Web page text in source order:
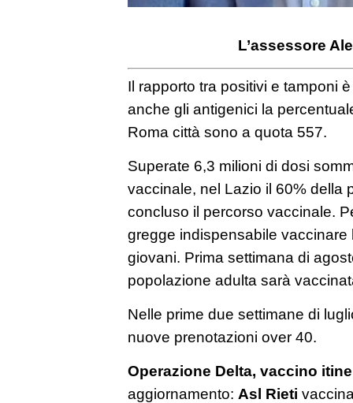
L’assessore
Il rapporto tra positivi e tamponi
anche gli antigenici la
Roma città sono a quota 557.
Superate 6,3 milioni di dosi
vaccinale, nel Lazio il 60% della
concluso il percorso vaccinale.
gregge indispensabile
giovani. Prima settimana di
popolazione adulta sarà
Nelle prime due settimane di
nuove prenotazioni over 40.
Operazione Delta, vaccino
aggiornamento: Asl Rieti